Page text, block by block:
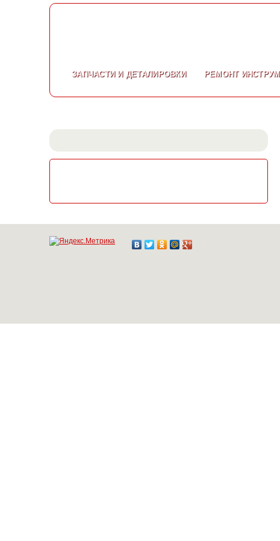
ЗАПЧАСТИИ ДЕТАЛИРОВКИ РЕМОНТ